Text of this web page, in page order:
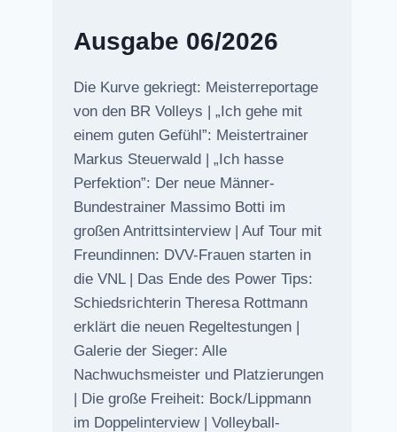
Ausgabe 06/2026
Die Kurve gekriegt: Meisterreportage
von den BR Volleys | „Ich gehe mit
einem guten Gefühl”: Meistertrainer
Markus Steuerwald | „Ich hasse
Perfektion”: Der neue Männer-
Bundestrainer Massimo Botti im
großen Antrittsinterview | Auf Tour mit
Freundinnen: DVV-Frauen starten in
die VNL | Das Ende des Power Tips:
Schiedsrichterin Theresa Rottmann
erklärt die neuen Regeltestungen |
Galerie der Sieger: Alle
Nachwuchsmeister und Platzierungen
| Die große Freiheit: Bock/Lippmann
im Doppelinterview | Volleyball-